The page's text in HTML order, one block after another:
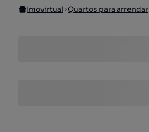
Imovirtual Quartos para arrendar